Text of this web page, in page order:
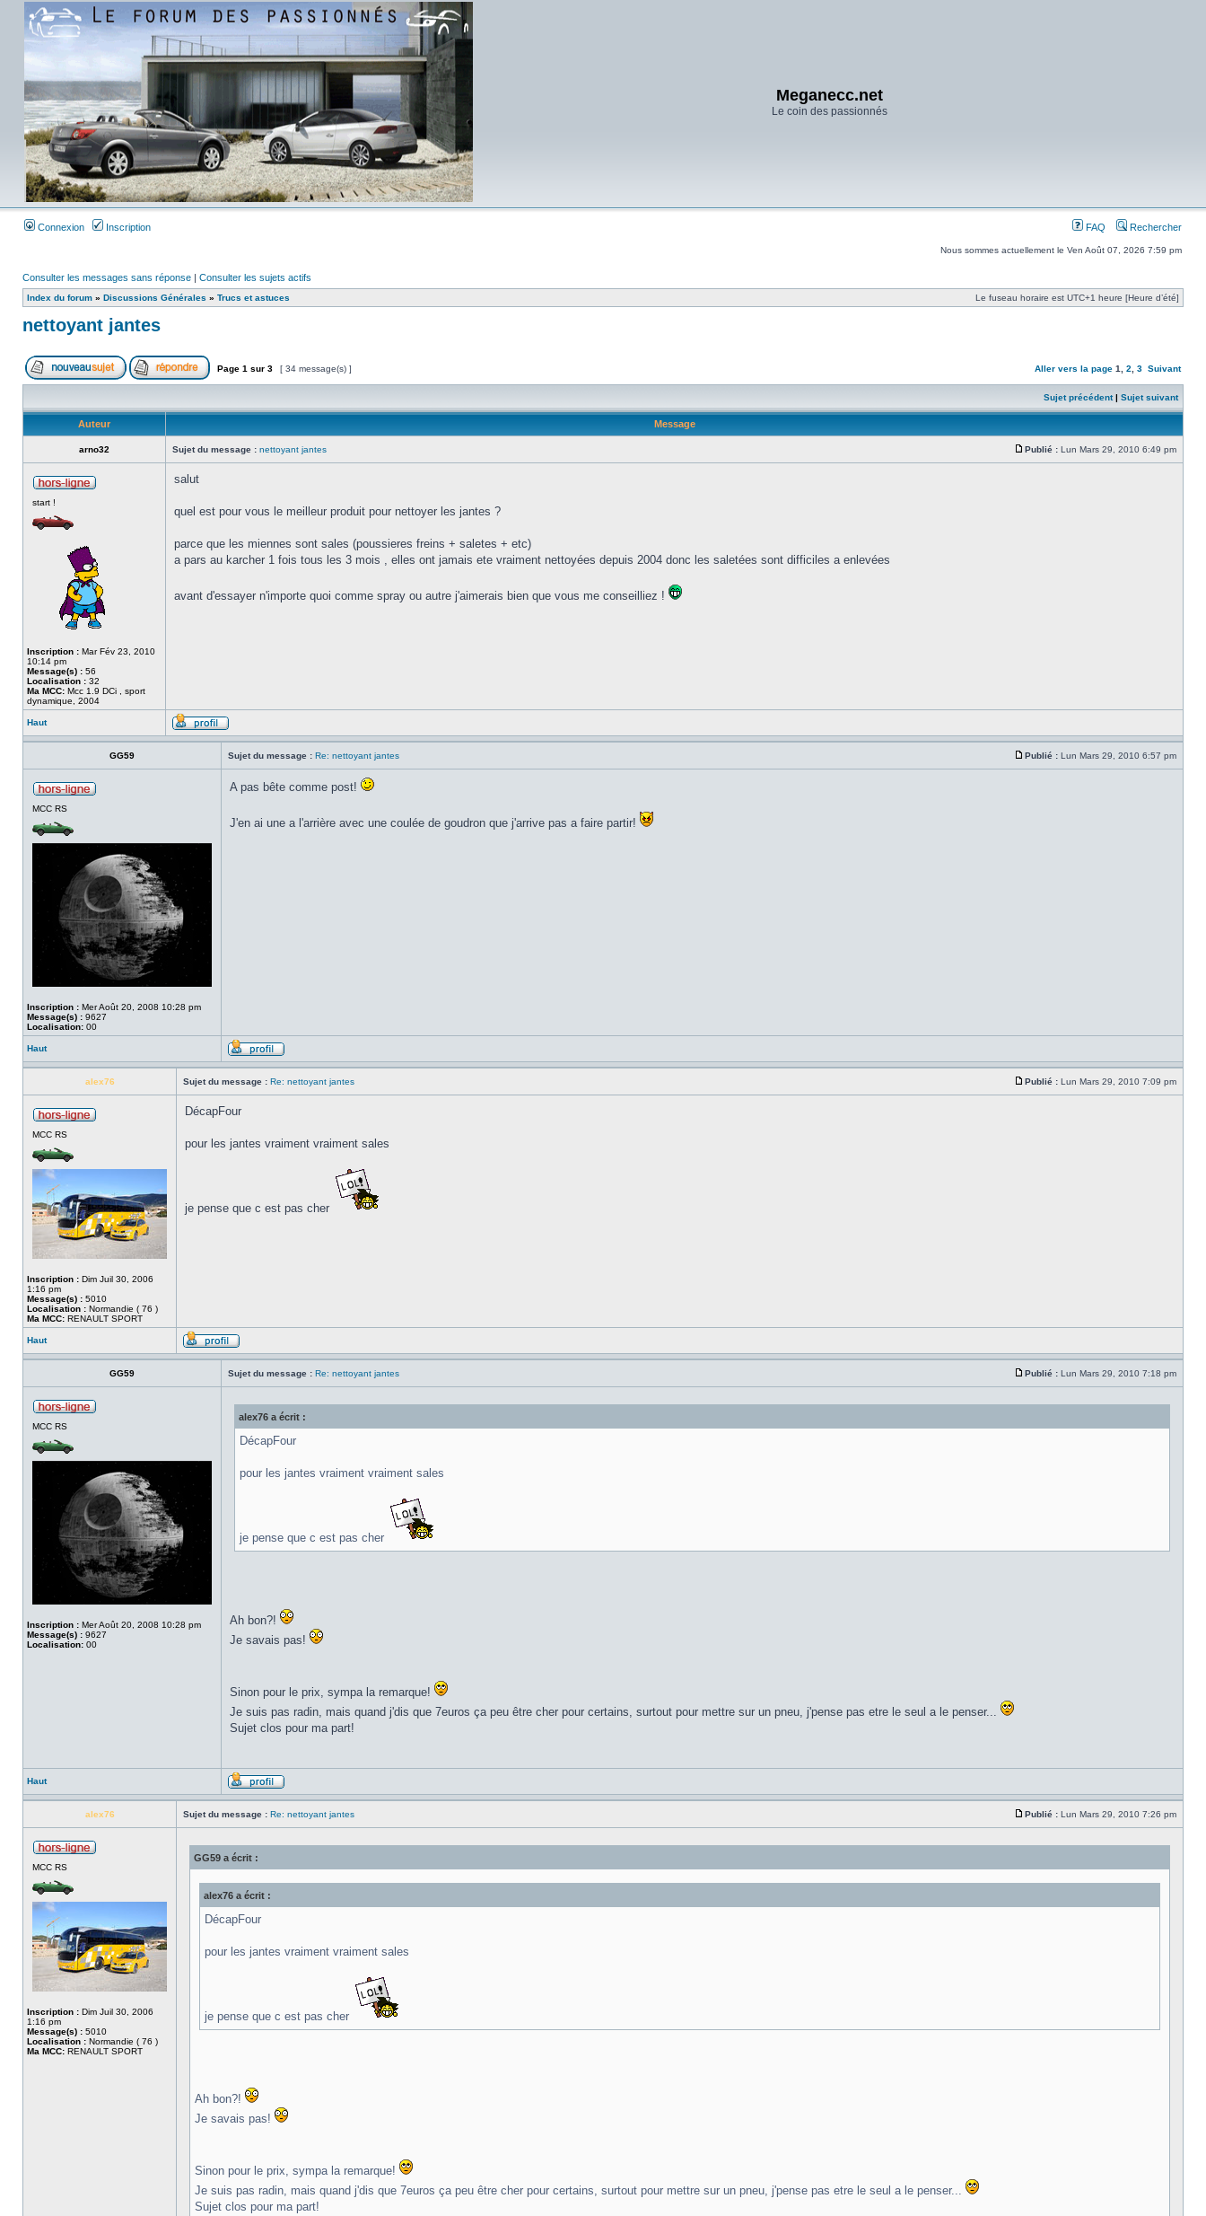
Meganecc.net
Le coin des passionnés
Connexion Inscription FAQ Rechercher
Nous sommes actuellement le Ven Août 07, 2026 7:59 pm
Consulter les messages sans réponse | Consulter les sujets actifs
Index du forum » Discussions Générales » Trucs et astuces Le fuseau horaire est UTC+1 heure [Heure d’été]
nettoyant jantes
Page 1 sur 3 [ 34 message(s) ] Aller vers la page 1 2 3 Suivant
Sujet précédent| Sujet suivant
Auteur Message
arno32 Sujet du message : nettoyant jantes Publié : Lun Mars 29, 2010 6:49 pm
start !
Inscription : Mar Fév 23, 2010
10:14 pm
Message(s) : 56
Localisation : 32
Ma MCC: Mcc 1.9 DCi , sport
dynamique, 2004
salut
quel est pour vous le meilleur produit pour nettoyer les jantes ?
parce que les miennes sont sales (poussieres freins + saletes + etc)
a pars au karcher 1 fois tous les 3 mois , elles ont jamais ete vraiment nettoyées depuis 2004 donc les saletées sont difficiles a enlevées
avant d'essayer n'importe quoi comme spray ou autre j'aimerais bien que vous me conseilliez !
Haut
GG59 Sujet du message : Re: nettoyant jantes Publié : Lun Mars 29, 2010 6:57 pm
MCC RS
Inscription : Mer Août 20, 2008 10:28 pm
Message(s) : 9627
Localisation: 00
A pas bête comme post!
J'en ai une a l'arrière avec une coulée de goudron que j'arrive pas a faire partir!
Haut
alex76 Sujet du message : Re: nettoyant jantes Publié : Lun Mars 29, 2010 7:09 pm
MCC RS
Inscription : Dim Juil 30, 2006
1:16 pm
Message(s) : 5010
Localisation : Normandie ( 76 )
Ma MCC: RENAULT SPORT
DécapFour
pour les jantes vraiment vraiment sales
je pense que c est pas cher
Haut
GG59 Sujet du message : Re: nettoyant jantes Publié : Lun Mars 29, 2010 7:18 pm
MCC RS
Inscription : Mer Août 20, 2008 10:28 pm
Message(s) : 9627
Localisation: 00
alex76 a écrit :
DécapFour
pour les jantes vraiment vraiment sales
je pense que c est pas cher
Ah bon?!
Je savais pas!
Sinon pour le prix, sympa la remarque!
Je suis pas radin, mais quand j'dis que 7euros ça peu être cher pour certains, surtout pour mettre sur un pneu, j'pense pas etre le seul a le penser...
Sujet clos pour ma part!
Haut
alex76 Sujet du message : Re: nettoyant jantes Publié : Lun Mars 29, 2010 7:26 pm
MCC RS
Inscription : Dim Juil 30, 2006
1:16 pm
Message(s) : 5010
Localisation : Normandie ( 76 )
Ma MCC: RENAULT SPORT
GG59 a écrit :
alex76 a écrit :
DécapFour
pour les jantes vraiment vraiment sales
je pense que c est pas cher
Ah bon?!
Je savais pas!
Sinon pour le prix, sympa la remarque!
Je suis pas radin, mais quand j'dis que 7euros ça peu être cher pour certains, surtout pour mettre sur un pneu, j'pense pas etre le seul a le penser...
Sujet clos pour ma part!